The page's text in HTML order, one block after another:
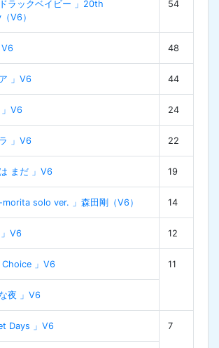
ドラックベイビー 」20th
V6）
54
V6 48
」V6 44
」V6 24
」V6 22
まだ 」V6 19
-morita solo ver. 」森田剛（V6） 14
」V6 12
Choice 」V6 11
夜 」V6
Days 」V6 7